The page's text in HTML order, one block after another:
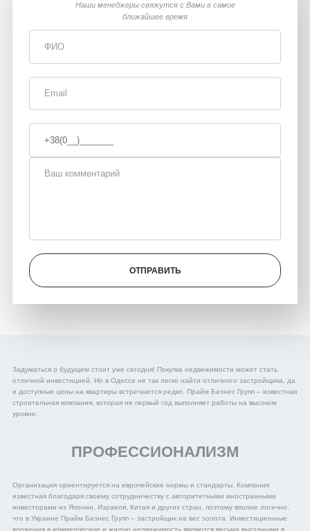
Задуматься о будущем стоит уже сегодня! Покупка недвижимости может стать
отличной инвестицией. Но в Одессе не так легко найти отличного застройщика, да
и доступные цены на квартиры встречаются редко. Прайм Бизнес Групп – известная
строительная компания, которая не первый год выполняет работы на высоком
уровне.
ПРОФЕССИОНАЛИЗМ
Организация ориентируется на европейские нормы и стандарты. Компания
известная благодаря своему сотрудничеству с авторитетными иностранными
инвесторами из Японии, Израиля, Китая и других стран, поэтому вполне логично,
что в Украине Прайм Бизнес Групп – застройщик на вес золота. Инвестиционные
вложения в коммерческую и жилую недвижимость являются весьма выгодными в
Наши менеджеры свяжутся с Вами в самое
ближайшее время
ОТПРАВИТЬ